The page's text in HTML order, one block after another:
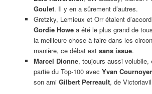
Goulet. Il y en a sûrement d’autres.
Gretzky, Lemieux et Orr étaient
Gordie Howe a été le plus grand de
la meilleure chose à faire dans les
manière, ce débat est sans issue.
Marcel Dionne, toujours aussi volubile,
partie du Top-100 avec Yvan Cournoyer
son ami Gilbert Perreault, de